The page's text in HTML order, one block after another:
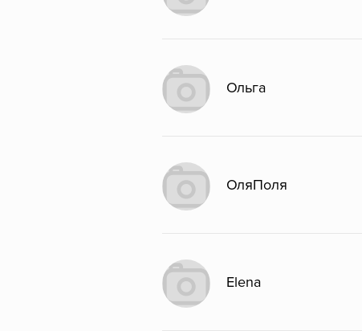
Ольга
ОляПоля
Elena